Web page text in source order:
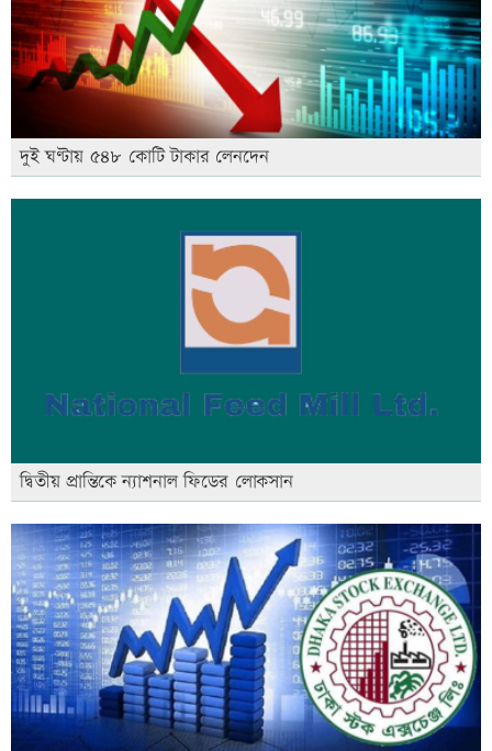
দুই ঘণ্টায় ৫৪৮ কোটি টাকার লেনদেন
দ্বিতীয় প্রান্তিকে ন্যাশনাল ফিডের লোকসান